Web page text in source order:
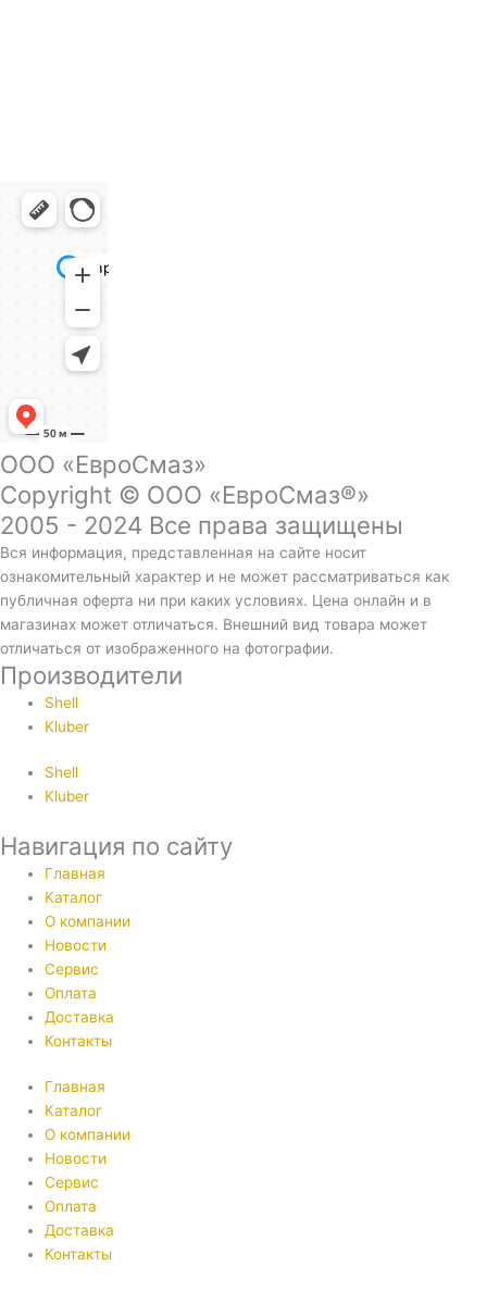
ООО «ЕвроСмаз»
Copyright © ООО «ЕвроСмаз®»
2005 - 2024 Все права защищены
Вся информация, представленная на сайте носит
ознакомительный характер и не может рассматриваться как
публичная оферта ни при каких условиях. Цена онлайн и в
магазинах может отличаться. Внешний вид товара может
отличаться от изображенного на фотографии.
Производители
Shell
Kluber
Shell
Kluber
Навигация по сайту
Главная
Каталог
О компании
Новости
Сервис
Оплата
Доставка
Контакты
Главная
Каталог
О компании
Новости
Сервис
Оплата
Доставка
Контакты